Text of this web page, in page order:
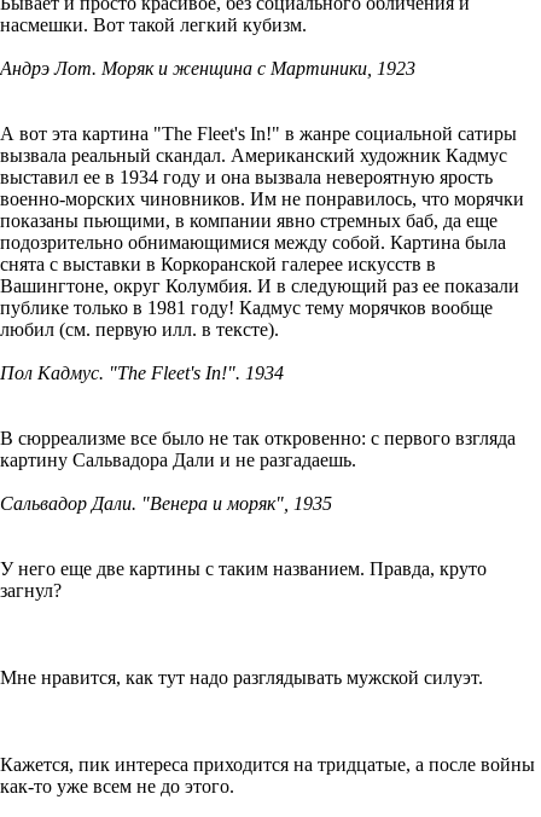
насмешки. Вот такой легкий кубизм.
Андрэ Лот. Моряк и женщина с Мартиники, 1923
А вот эта картина "The Fleet's In!" в жанре социальной сатиры
вызвала реальный скандал. Американский художник Кадмус
выставил ее в 1934 году и она вызвала невероятную ярость
военно-морских чиновников. Им не понравилось, что морячки
показаны пьющими, в компании явно стремных баб, да еще
подозрительно обнимающимися между собой. Картина была
снята с выставки в Коркоранской галерее искусств в
Вашингтоне, округ Колумбия. И в следующий раз ее показали
публике только в 1981 году! Кадмус тему морячков вообще
любил (см. первую илл. в тексте).
Пол Кадмус. "The Fleet's In!". 1934
В сюрреализме все было не так откровенно: с первого взгляда
картину Сальвадора Дали и не разгадаешь.
Сальвадор Дали. "Венера и моряк", 1935
У него еще две картины с таким названием. Правда, круто
загнул?
Мне нравится, как тут надо разглядывать мужской силуэт.
Кажется, пик интереса приходится на тридцатые, а после войны
как-то уже всем не до этого.